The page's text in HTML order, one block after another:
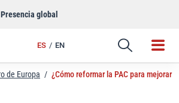
Presencia global
ES EN
Enlace
de Europa / ¿Cómo reformar la PAC para mejorar